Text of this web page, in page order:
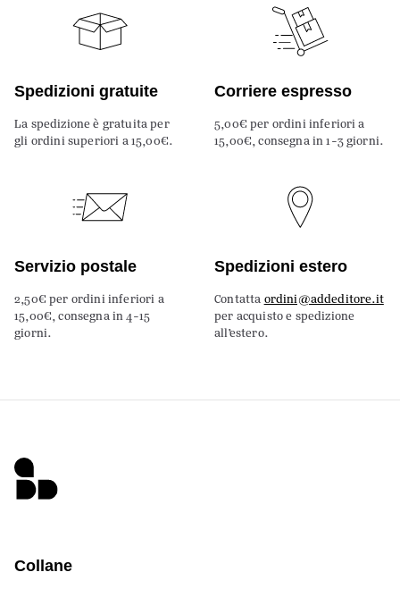
Spedizioni gratuite
La spedizione è gratuita per
gli ordini superiori a 15,00€.
Corriere espresso
5,00€ per ordini inferiori a
15,00€, consegna in 1-3 giorni.
Servizio postale
2,50€ per ordini inferiori a
15,00€, consegna in 4-15
giorni.
Spedizioni estero
Contatta ordini@addeditore.it
per acquisto e spedizione
all’estero.
Collane